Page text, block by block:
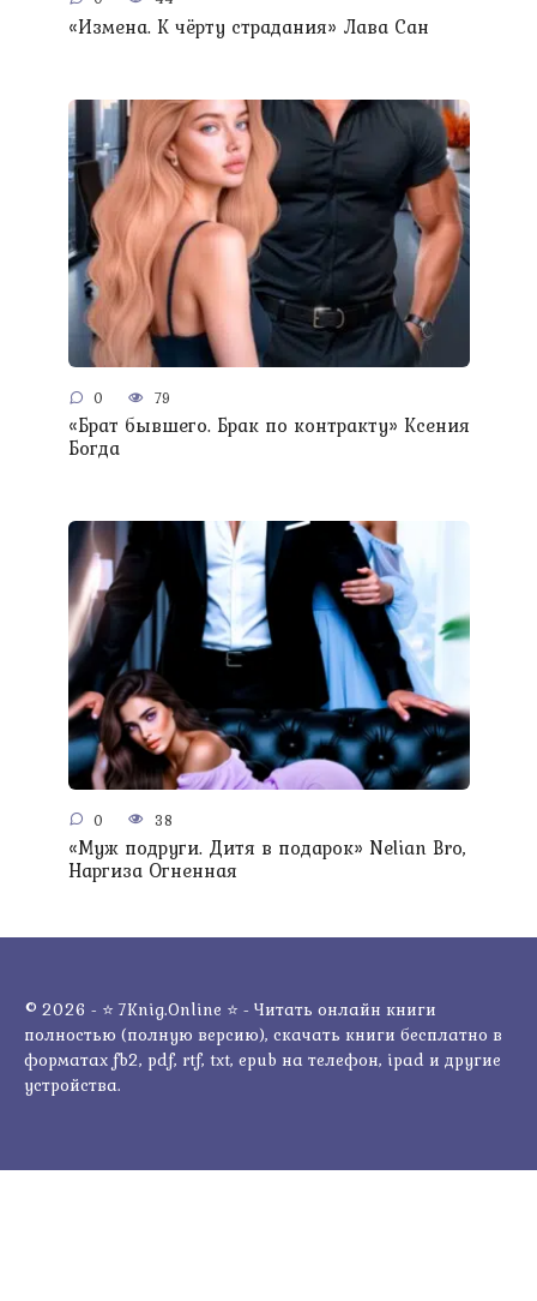
«Измена. К чёрту страдания» Лава Сан
0 79
«Брат бывшего. Брак по контракту» Ксения
Богда
0 38
«Муж подруги. Дитя в подарок» Nelian Bro,
Наргиза Огненная
© 2026 - ⭐ 7Knig.Online ⭐ - Читать онлайн книги
полностью (полную версию), скачать книги бесплатно в
форматах fb2, pdf, rtf, txt, epub на телефон, ipad и другие
устройства.